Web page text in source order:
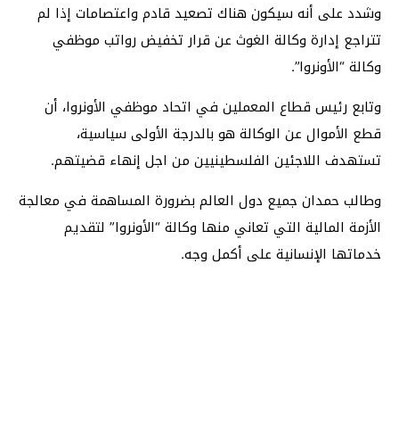
وشدد على أنه سيكون هناك تصعيد قادم واعتصامات إذا لم
تتراجع إدارة وكالة الغوث عن قرار تخفيض رواتب موظفي
وكالة “الأونروا”.
وتابع رئيس قطاع المعملين في اتحاد موظفي الأونروا، أن
قطع الأموال عن الوكالة هو بالدرجة الأولى سياسية،
تستهدف اللاجئين الفلسطينيين من اجل إنهاء قضيتهم.
وطالب حمدان جميع دول العالم بضرورة المساهمة في معالجة
الأزمة المالية التي تعاني منها وكالة “الأونروا” لتقديم
خدماتها الإنسانية على أكمل وجه.